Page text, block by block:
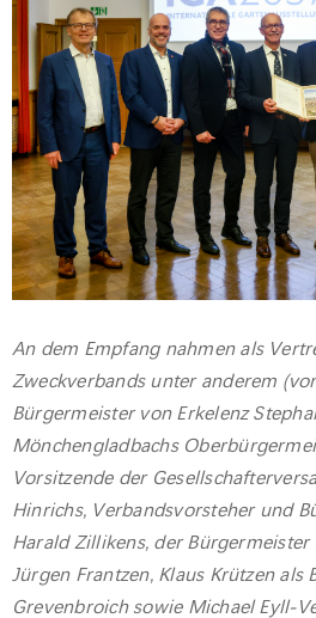
An dem Empfang nahmen als
Zweckverbands unter anderem
Bürgermeister von Erkelenz
Mönchengladbachs
Vorsitzende der
Hinrichs, Verbandsvorsteher und
Harald Zillikens, der
Jürgen Frantzen, Klaus Krützen als
Grevenbroich sowie Michael Eyll-